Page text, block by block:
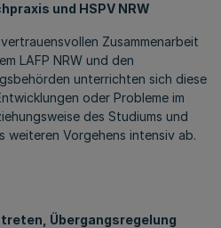
und HSPV NRW
Zusammenarbeit
LAFP NRW und den
unterrichten sich diese
oder Probleme im
des Studiums und
weiteren Vorgehens intensiv ab.
Übergangsregelung